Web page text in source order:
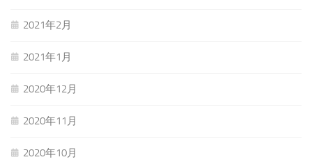
2021年2月
2021年1月
2020年12月
2020年11月
2020年10月